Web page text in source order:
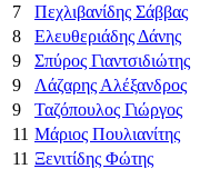
7
Πεχλιβανίδης Σάββας
8
Ελευθεριάδης Δάνης
9
Σπύρος Γιαντσιδιώτης
9
Λάζαρης Αλέξανδρος
9
Ταζόπουλος Γιώργος
11 Μάριος Πουλιανίτης
11 Ξενιτίδης Φώτης